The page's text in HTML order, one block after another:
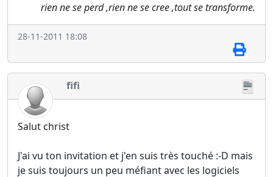
rien ne se perd ,rien ne se cree ,tout se transforme.
28-11-2011 18:08
fifi
Salut christ
J'ai vu ton invitation et j'en suis très touché :-D mais
je suis toujours un peu méfiant avec les logiciels